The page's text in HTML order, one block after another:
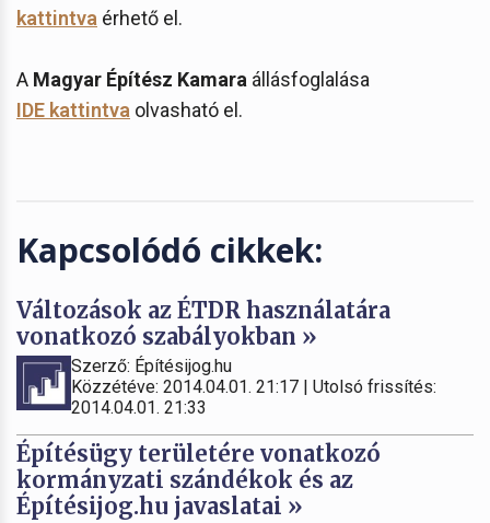
kattintva érhető el.
A Magyar Építész Kamara állásfoglalása
IDE kattintva olvasható el.
Kapcsolódó cikkek:
Változások az ÉTDR használatára
vonatkozó szabályokban »
Szerző: Építésijog.hu
Közzétéve: 2014.04.01. 21:17 | Utolsó frissítés:
2014.04.01. 21:33
Építésügy területére vonatkozó
kormányzati szándékok és az
Építésijog.hu javaslatai »